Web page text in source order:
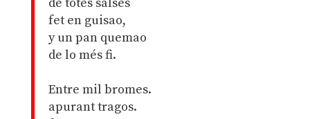
de totes salses
fet en guisao,
y un pan quemao
de lo més fi.
Entre mil bromes.
apurant tragos.